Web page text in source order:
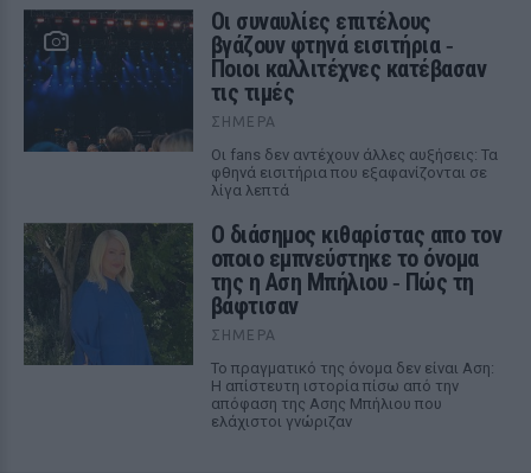
Οι συναυλίες επιτέλους
βγάζουν φτηνά εισιτήρια ‑
Ποιοι καλλιτέχνες κατέβασαν
τις τιμές
ΣΉΜΕΡΑ
Οι fans δεν αντέχουν άλλες αυξήσεις: Τα
φθηνά εισιτήρια που εξαφανίζονται σε
λίγα λεπτά
Ο διάσημος κιθαρίστας απο τον
οποιο εμπνεύστηκε το όνομα
της η Αση Μπήλιου ‑ Πώς τη
βάφτισαν
ΣΉΜΕΡΑ
Το πραγματικό της όνομα δεν είναι Αση:
Η απίστευτη ιστορία πίσω από την
απόφαση της Ασης Μπήλιου που
ελάχιστοι γνώριζαν